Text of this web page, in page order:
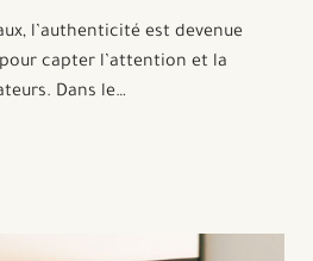
l’authenticité est devenue
capter l’attention et la
Dans le…